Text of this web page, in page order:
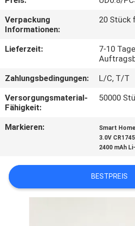
SIE
MIT
UNS
IN
NACHRICHTEN
Verpackung
Informationen:
20 Stück
Lieferzeit:
7-10
Zahlungsbedingungen:
L/C, T/T
Versorgungsmaterial-
Fähigkeit:
50000
Markieren: Smart
3.0V
2400 mAh
BESTPREIS